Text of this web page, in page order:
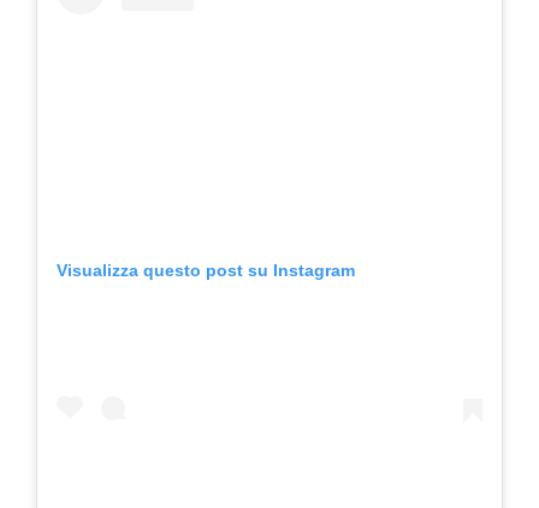
Visualizza questo post su Instagram